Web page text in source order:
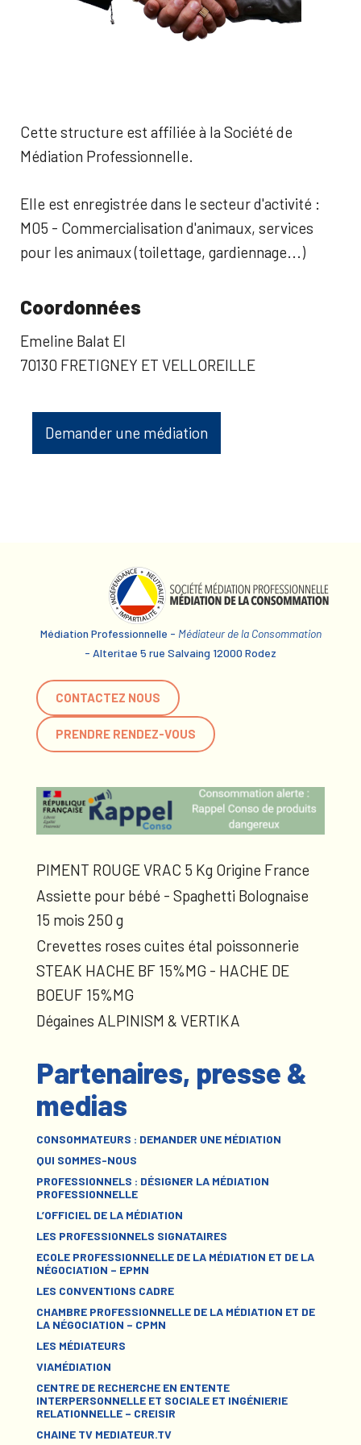
Cette structure est affiliée à la Société de
Médiation Professionnelle.
Elle est enregistrée dans le secteur d'activité :
M05 - Commercialisation d'animaux, services
pour les animaux (toilettage, gardiennage...)
Coordonnées
Emeline Balat EI
70130 FRETIGNEY ET VELLOREILLE
Demander une médiation
Médiation Professionnelle - Médiateur de la Consommation
- Alteritae 5 rue Salvaing 12000 Rodez
CONTACTEZ NOUS
PRENDRE RENDEZ-VOUS
PIMENT ROUGE VRAC 5 Kg Origine France
Assiette pour bébé - Spaghetti Bolognaise
15 mois 250 g
Crevettes roses cuites étal poissonnerie
STEAK HACHE BF 15%MG - HACHE DE
BOEUF 15%MG
Dégaines ALPINISM & VERTIKA
Partenaires, presse &
medias
CONSOMMATEURS : DEMANDER UNE MÉDIATION
QUI SOMMES-NOUS
PROFESSIONNELS : DÉSIGNER LA MÉDIATION
PROFESSIONNELLE
L’OFFICIEL DE LA MÉDIATION
LES PROFESSIONNELS SIGNATAIRES
ECOLE PROFESSIONNELLE DE LA MÉDIATION ET DE LA
NÉGOCIATION – EPMN
LES CONVENTIONS CADRE
CHAMBRE PROFESSIONNELLE DE LA MÉDIATION ET DE
LA NÉGOCIATION – CPMN
LES MÉDIATEURS
VIAMÉDIATION
CENTRE DE RECHERCHE EN ENTENTE
INTERPERSONNELLE ET SOCIALE ET INGÉNIERIE
RELATIONNELLE – CREISIR
CHAINE TV MEDIATEUR.TV